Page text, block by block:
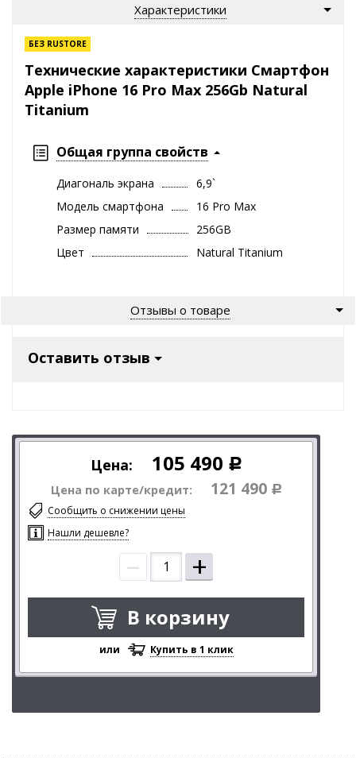
Характеристики
БЕЗ RUSTORE
Технические характеристики Смартфон
Apple iPhone 16 Pro Max 256Gb Natural
Titanium
Общая группа свойств
Диагональ экрана
6,9`
Модель смартфона
16 Pro Max
Размер памяти
256GB
Цвет
Natural Titanium
Отзывы о товаре
Оставить отзыв
Цена: 105 490 Р
Цена по карте/кредит: 121 490 Р
Сообщить о снижении цены
Нашли дешевле?
– +
В корзину
или Купить в 1 клик